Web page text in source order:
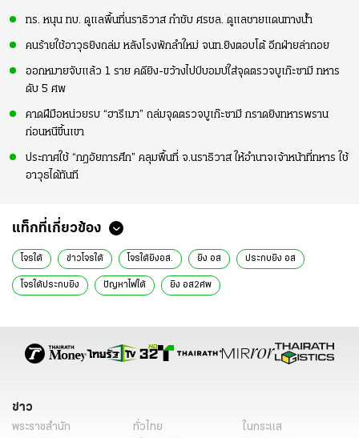
ทร. หนุน ทบ. ดูแลพื้นที่นราธิวาส กำชับ ศรชล. ดูแลชายแดนทางน้ำ
คนร้ายใช้อาวุธยิงถล่ม หลังโรงพักลำใหม่ จนท.ยิงตอบโต้ อีกฝ่ายล่าถอย
ออกหมายจับแล้ว 1 ราย คดียิง-ขว้างไปป์บอมบ์ใส่จุดตรวจบูเก๊ะซามี ทหาร
ดับ 5 ศพ
คาดฝีมือหน่วยรบ “ฮารีเมา” ถล่มจุดตรวจบูเก๊ะซามี กราดยิงทหารพราน
ก่อนหนีขึ้นเขา
ประกาศใช้ “กฎอัยการศึก” คลุมพื้นที่ จ.นราธิวาส ให้อำนาจเจ้าหน้าที่ทหาร ใช้
อาวุธได้ทันที
แท็กที่เกี่ยวข้อง
โจรใต้ ข่าวโจรใต้ โจรใต้ยิงอส. ยิง อส ประกบยิง อส
โจรใต้ประกบยิง ปัญหาไฟใต้ ยิง อส2ศพ
ข่าว
พระราชสำนัก ทั่วไทย
ในกระแส